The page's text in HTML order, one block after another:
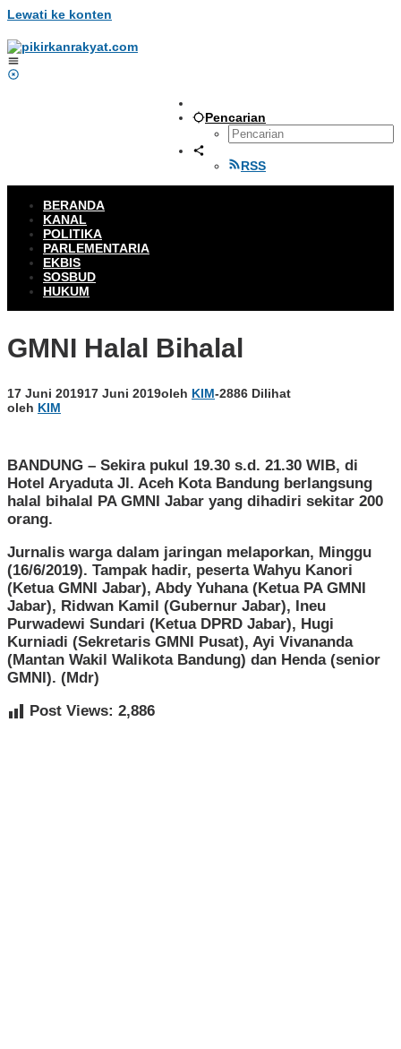
Lewati ke konten
Pencarian
RSS
BERANDA
KANAL
POLITIKA
PARLEMENTARIA
EKBIS
SOSBUD
HUKUM
GMNI Halal Bihalal
17 Juni 201917 Juni 2019oleh KIM-2886 Dilihat
oleh KIM
BANDUNG – Sekira pukul 19.30 s.d. 21.30 WIB, di
Hotel Aryaduta Jl. Aceh Kota Bandung berlangsung
halal bihalal PA GMNI Jabar yang dihadiri sekitar 200
orang.
Jurnalis warga dalam jaringan melaporkan, Minggu
(16/6/2019). Tampak hadir, peserta Wahyu Kanori
(Ketua GMNI Jabar), Abdy Yuhana (Ketua PA GMNI
Jabar), Ridwan Kamil (Gubernur Jabar), Ineu
Purwadewi Sundari (Ketua DPRD Jabar), Hugi
Kurniadi (Sekretaris GMNI Pusat), Ayi Vivananda
(Mantan Wakil Walikota Bandung) dan Henda (senior
GMNI). (Mdr)
Post Views: 2,886